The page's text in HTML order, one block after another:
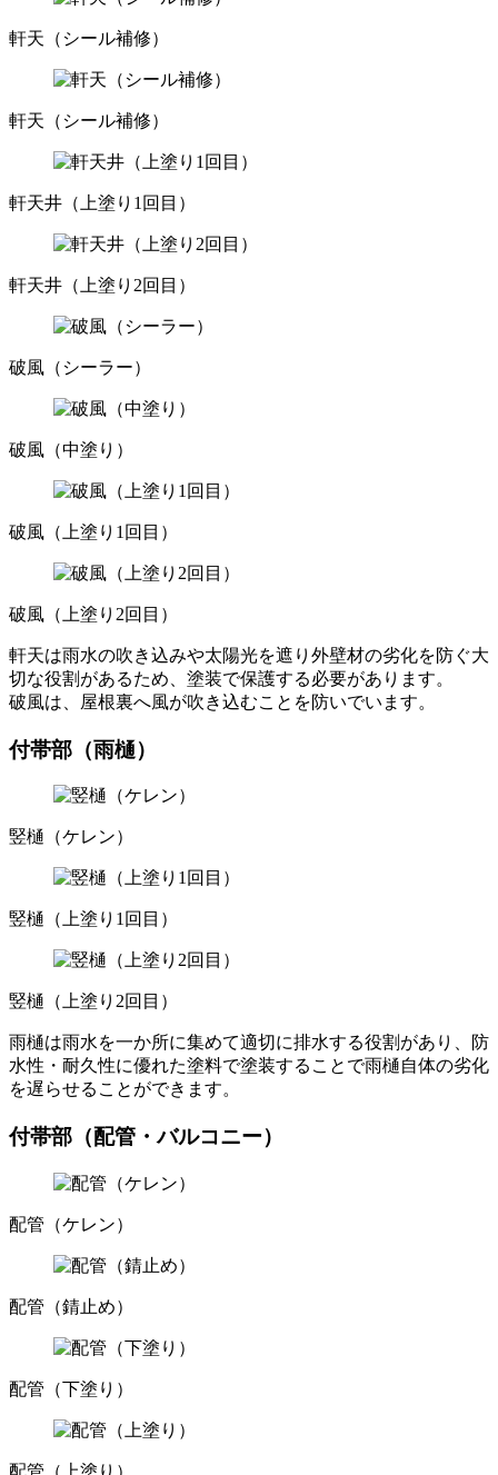
軒天（シール補修）
軒天（シール補修）
軒天井（上塗り1回目）
軒天井（上塗り2回目）
破風（シーラー）
破風（中塗り）
破風（上塗り1回目）
破風（上塗り2回目）
軒天は雨水の吹き込みや太陽光を遮り外壁材の劣化を防ぐ大
切な役割があるため、塗装で保護する必要があります。
破風は、屋根裏へ風が吹き込むことを防いでいます。
付帯部（雨樋）
竪樋（ケレン）
竪樋（上塗り1回目）
竪樋（上塗り2回目）
雨樋は雨水を一か所に集めて適切に排水する役割があり、防
水性・耐久性に優れた塗料で塗装することで雨樋自体の劣化
を遅らせることができます。
付帯部（配管・バルコニー）
配管（ケレン）
配管（錆止め）
配管（下塗り）
配管（上塗り）